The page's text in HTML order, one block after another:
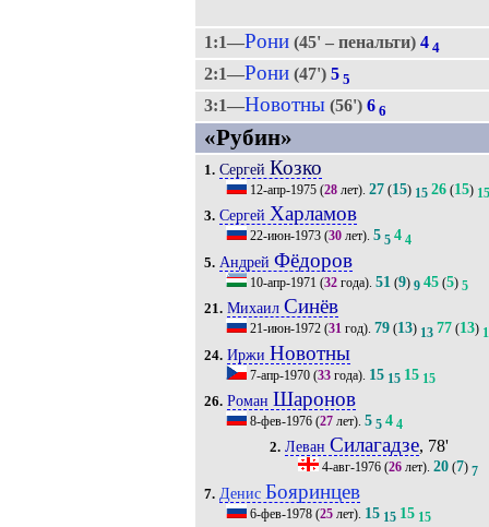
1:1—Рони(45' – пенальти) 4 4
2:1—Рони(47') 5 5
3:1—Новотны(56') 6 6
«Рубин»
1. Сергей Козко
12-апр-1975(28лет). 27(15) 15 26(15) 15
3. Сергей Харламов
22-июн-1973(30лет). 5 5 4 4
5. Андрей Фёдоров
10-апр-1971 (32года). 51 (9) 9 45(5) 5
21. Михаил Синёв
21-июн-1972(31год). 79(13) 13 77(13)
24. Иржи Новотны
7-апр-1970(33года). 15 15 15 15
26. Роман Шаронов
8-фев-1976(27лет). 5 5 4 4
2. Леван Силагадзе, 78'
4-авг-1976 (26 лет).20 (7) 7
7. Денис Бояринцев
6-фев-1978(25лет). 15 15 15 15